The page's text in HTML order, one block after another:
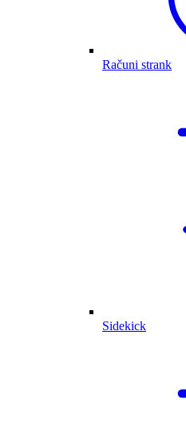
Računi strank
Sidekick